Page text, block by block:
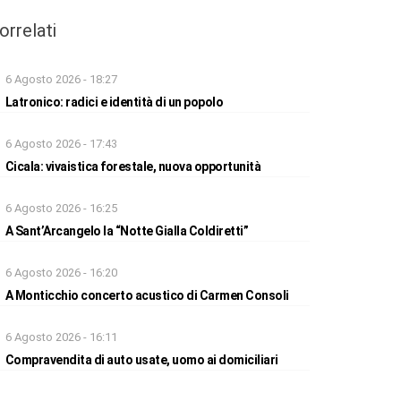
6 Agosto 2026 - 18:27
Latronico: radici e identità di un popolo
6 Agosto 2026 - 17:43
Cicala: vivaistica forestale, nuova opportunità
6 Agosto 2026 - 16:25
A Sant’Arcangelo la “Notte Gialla Coldiretti”
6 Agosto 2026 - 16:20
A Monticchio concerto acustico di Carmen Consoli
6 Agosto 2026 - 16:11
Compravendita di auto usate, uomo ai domiciliari